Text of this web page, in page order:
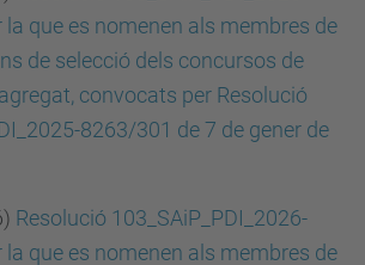
la que es nomenen als membres de
de selecció dels concursos de
convocats per Resolució
8263/301 de 7 de gener de
Resolució 103_SAiP_PDI_2026-
la que es nomenen als membres de